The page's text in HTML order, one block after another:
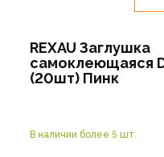
REXAU Заглушка
самоклеющаяся
(20шт) Пинк
В наличии более 5 шт.